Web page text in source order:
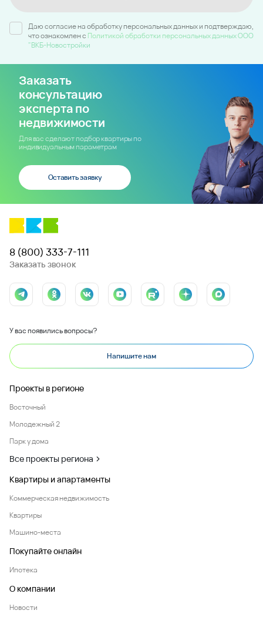
Даю согласие на обработку персональных данных и подтверждаю,
что ознакомлен c Политикой обработки персональных данных ООО
"ВКБ-Новостройки
Заказать
консультацию
эксперта по
недвижимости
Для вас сделают подбор квартиры по
индивидуальным параметрам
Оставить заявку
8 (800) 333-7-111
Заказать звонок
У вас появились вопросы?
Напишите нам
Проекты в регионе
Восточный
Молодежный 2
Парк у дома
Все проекты региона
Квартиры и апартаменты
Коммерческая недвижимость
Квартиры
Машино-места
Покупайте онлайн
Ипотека
О компании
Новости